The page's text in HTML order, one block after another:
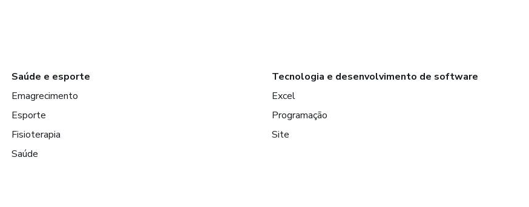
Saúde e esporte
Emagrecimento
Esporte
Fisioterapia
Saúde
Tecnologia e desenvolvimento de software
Excel
Programação
Site